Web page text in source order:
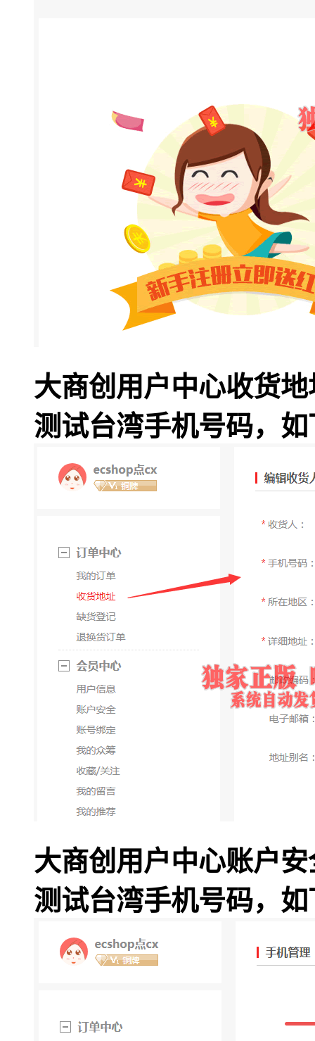
大商创用户中心收货
测试台湾手机号码，
大商创用户中心账户
测试台湾手机号码，